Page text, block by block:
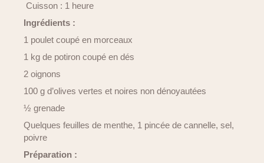
Cuisson : 1 heure
Ingrédients :
1 poulet coupé en morceaux
1 kg de potiron coupé en dés
2 oignons
100 g d’olives vertes et noires non dénoyautées
½ grenade
Quelques feuilles de menthe, 1 pincée de cannelle, sel,
poivre
Préparation :